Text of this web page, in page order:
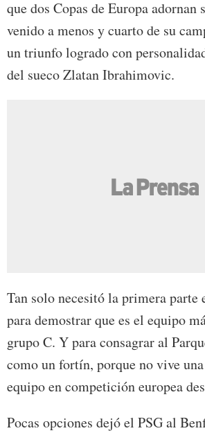
que dos Copas de Europa adornan
venido a menos y cuarto de su
un triunfo logrado con
del sueco Zlatan Ibrahimovic.
Tan solo necesitó la primera parte
para demostrar que es el equipo
grupo C. Y para consagrar al
como un fortín, porque no vive
equipo en competición europea
Pocas opciones dejó el PSG al